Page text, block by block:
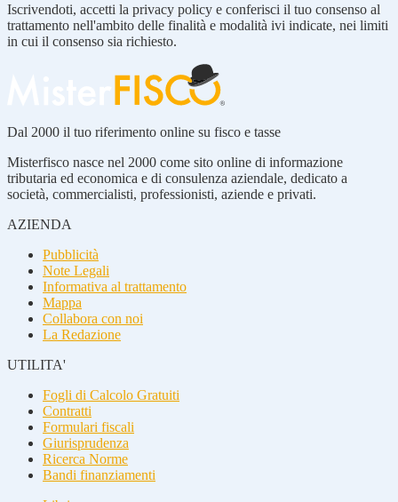
Iscrivendoti, accetti la privacy policy e conferisci il tuo consenso al
trattamento nell'ambito delle finalità e modalità ivi indicate, nei limiti
in cui il consenso sia richiesto.
Dal 2000 il tuo riferimento online su fisco e tasse
Misterfisco nasce nel 2000 come sito online di informazione
tributaria ed economica e di consulenza aziendale, dedicato a
società, commercialisti, professionisti, aziende e privati.
AZIENDA
Pubblicità
Note Legali
Informativa al trattamento
Mappa
Collabora con noi
La Redazione
UTILITA'
Fogli di Calcolo Gratuiti
Contratti
Formulari fiscali
Giurisprudenza
Ricerca Norme
Bandi finanziamenti